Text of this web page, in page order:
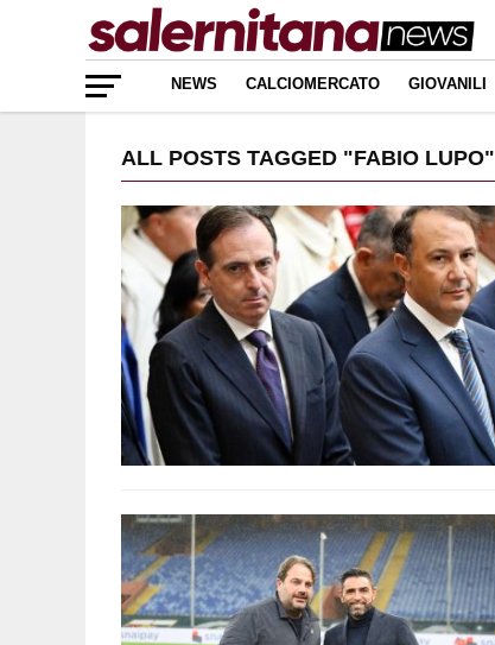
NEWS CALCIOMERCATO GIOVANILI
ALL POSTS TAGGED "FABIO LUPO"